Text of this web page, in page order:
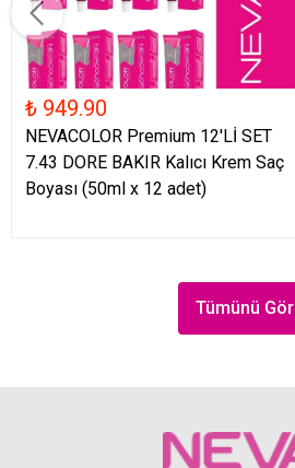
₺ 949.90
NEVACOLOR Premium 12'Lİ SET
7.43 DORE BAKIR Kalıcı Krem Saç
Boyası (50ml x 12 adet)
Tümünü Gör